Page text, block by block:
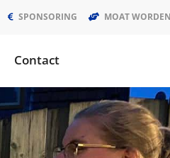
SPONSORING MOAT WORDEN
Contact